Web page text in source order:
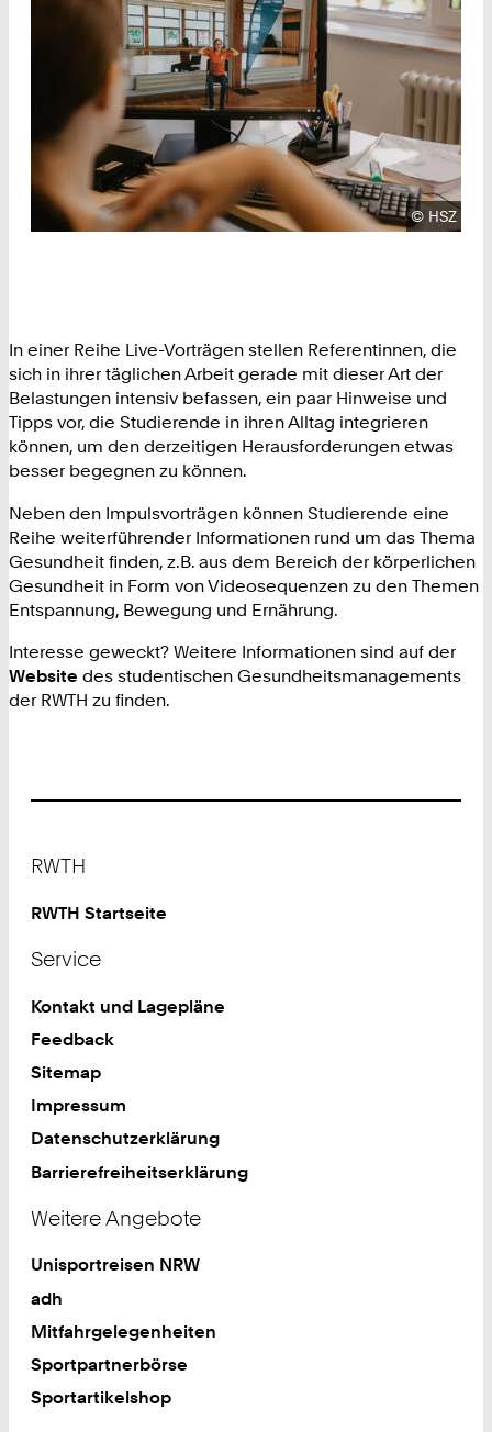
© HSZ
In einer Reihe Live-Vorträgen stellen Referentinnen, die
sich in ihrer täglichen Arbeit gerade mit dieser Art der
Belastungen intensiv befassen, ein paar Hinweise und
Tipps vor, die Studierende in ihren Alltag integrieren
können, um den derzeitigen Herausforderungen etwas
besser begegnen zu können.
Neben den Impulsvorträgen können Studierende eine
Reihe weiterführender Informationen rund um das Thema
Gesundheit finden, z.B. aus dem Bereich der körperlichen
Gesundheit in Form von Videosequenzen zu den Themen
Entspannung, Bewegung und Ernährung.
Interesse geweckt? Weitere Informationen sind auf der
Website des studentischen Gesundheitsmanagements
der RWTH zu finden.
RWTH
RWTH Startseite
Service
Kontakt und Lagepläne
Feedback
Sitemap
Impressum
Datenschutzerklärung
Barrierefreiheitserklärung
Weitere Angebote
Unisportreisen NRW
adh
Mitfahrgelegenheiten
Sportpartnerbörse
Sportartikelshop